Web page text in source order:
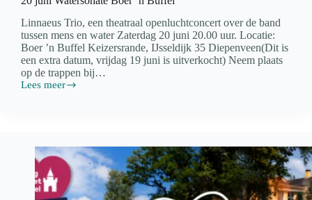
Linnaeus Trio, een theatraal openluchtconcert over de band
tussen mens en water Zaterdag 20 juni 20.00 uur. Locatie:
Boer ’n Buffel Keizersrande, IJsseldijk 35 Diepenveen(Dit is
een extra datum, vrijdag 19 juni is uitverkocht) Neem plaats
op de trappen bij…
Lees meer
20
Buffel